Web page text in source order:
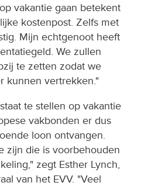
vakantie gaan betekent
kostenpost. Zelfs met
Mijn echtgenoot heeft
We zullen
te zetten zodat we
kunnen vertrekken."
te stellen op vakantie
vakbonden er dus
loon ontvangen.
zijn die is voorbehouden
zegt Esther Lynch,
van het EVV. "Veel